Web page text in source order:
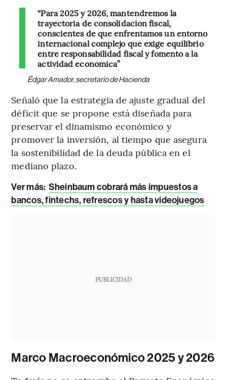
“Para 2025 y 2026, mantendremos la
trayectoria de consolidación fiscal,
conscientes de que enfrentamos un entorno
internacional complejo que exige equilibrio
entre responsabilidad fiscal y fomento a la
actividad económica”
Édgar Amador, secretario de Hacienda
Señaló que la estrategia de ajuste gradual del
déficit que se propone está diseñada para
preservar el dinamismo económico y
promover la inversión, al tiempo que asegura
la sostenibilidad de la deuda pública en el
mediano plazo.
Ver más: Sheinbaum cobrará más impuestos a
bancos, fintechs, refrescos y hasta videojuegos
PUBLICIDAD
Marco Macroeconómico 2025 y 2026